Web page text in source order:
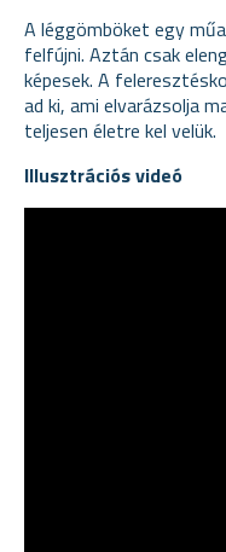
A léggömböket egy
felfújni. Aztán csak
képesek. A
ad ki, ami elvarázsolja
teljesen életre kel velük.
Illusztrációs videó